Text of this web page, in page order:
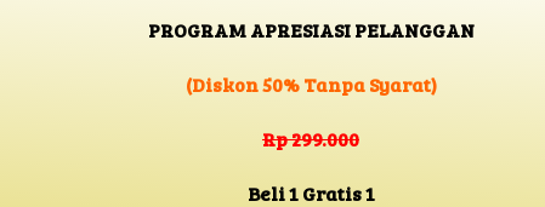
PROGRAM APRESIASI PELANGGAN
(Diskon 50% Tanpa Syarat)
Rp 299.000
Beli 1 Gratis 1